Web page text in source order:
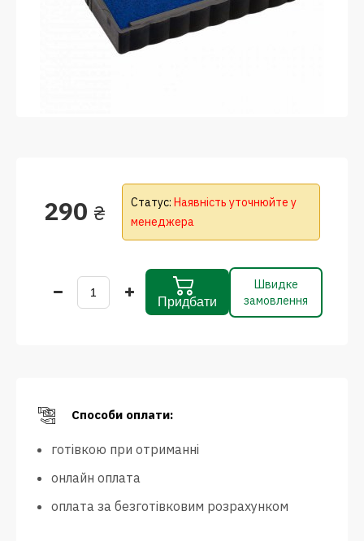
290 ₴ Статус: Наявність уточнюйте у
менеджера
Придбати
Швидке
замовлення
Способи оплати:
готівкою при отриманні
онлайн оплата
оплата за безготівковим розрахунком